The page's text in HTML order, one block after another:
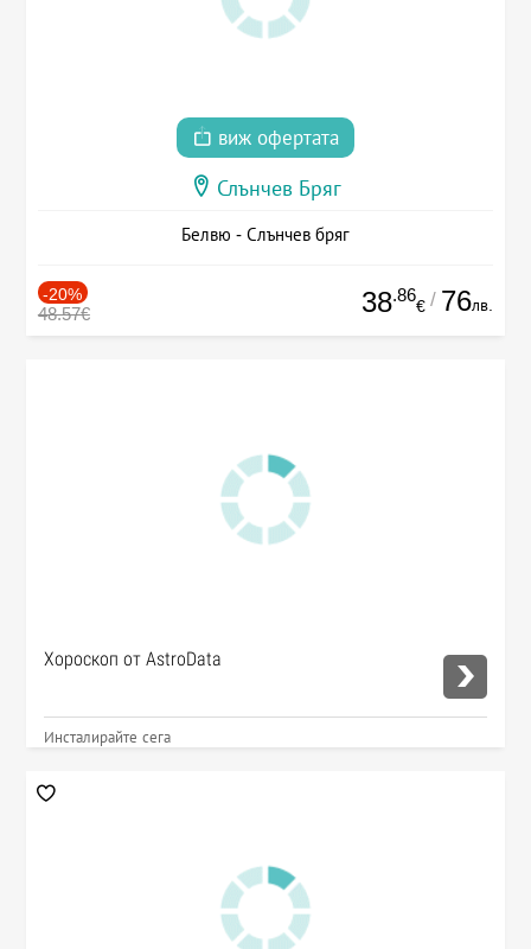
виж офертата
Слънчев Бряг
Белвю - Слънчев бряг
-20%
48.57€ 38.86
€ / 76лв.
Хороскоп от AstroData
Инсталирайте сега